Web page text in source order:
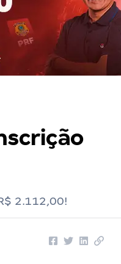
2.112,00!